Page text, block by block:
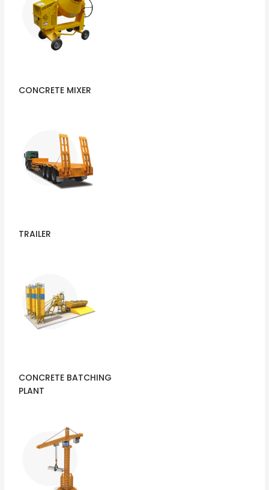
CONCRETE MIXER
TRAILER
CONCRETE BATCHING
PLANT